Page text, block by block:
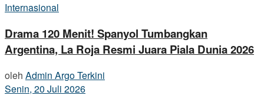
Internasional
Drama 120 Menit! Spanyol Tumbangkan
Argentina, La Roja Resmi Juara Piala Dunia 2026
oleh Admin Argo Terkini
Senin, 20 Juli 2026